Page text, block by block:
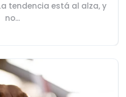
tendencia está al alza, y
no...